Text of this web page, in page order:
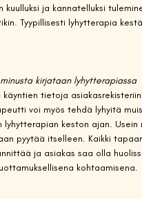
ja kannatelluksi
Tyypillisesti lyhytterapia
kirjataan lyhytterapiassa
tietoja
voi myös tehdä lyhyitä
lyhytterapian keston ajan.
pyytää itselleen. Kaikki
ja asiakas saa olla
kohtaamisena.